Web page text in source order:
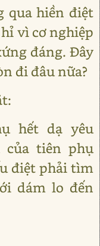
qua hiền điệt
vì cơ nghiệp
đáng. Đây
đi đâu nữa?
hết dạ yêu
của tiên phụ
điệt phải tìm
dám lo đến